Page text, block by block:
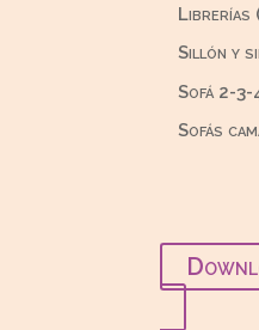
Librerías
Sillón y
Sofá 2-3-
Sofás